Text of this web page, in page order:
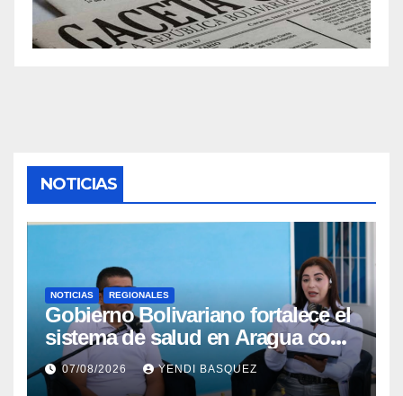
NOTICIAS
NOTICIAS REGIONALES
Gobierno Bolivariano fortalece el
sistema de salud en Aragua con
la reinauguración del CDI La
Mora
07/08/2026 YENDI BASQUEZ